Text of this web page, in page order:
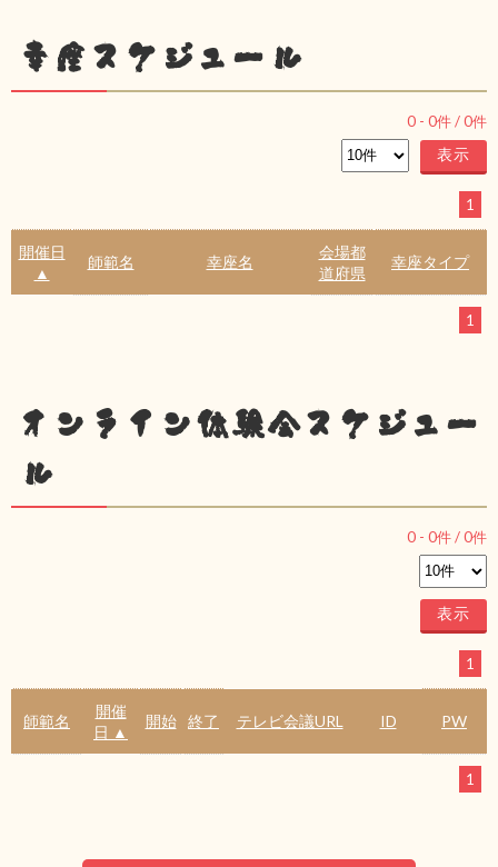
幸座スケジュール
0 - 0件 /0件
1
開催日
▲
師範名 幸座名
会場都
道府県
幸座タイプ
1
オンライン体験会スケジュー
ル
0 - 0件 /0件
1
師範名
開催
日 ▲
開始 終了 テレビ会議URL ID PW
1